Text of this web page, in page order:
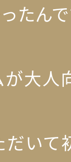
たん
が大
だいて